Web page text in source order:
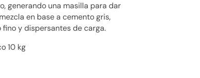
generando una masilla para dar
en base a cemento gris,
y dispersantes de carga.
10 kg